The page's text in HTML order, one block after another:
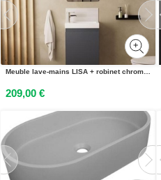
Meuble lave-mains LISA + robinet chromé + miroir rectangulaire
209,00 €